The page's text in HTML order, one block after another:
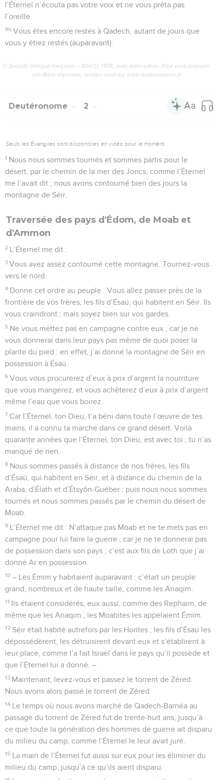
l’Éternel n’écouta pas votre voix et ne vous prêta pas
l’oreille.
46 Vous êtes encore restés à Qadech, autant de jours que
vous y étiez restés (auparavant).
© Société biblique française – Bibli’O, 1978, avec autorisation. Pour vous procurer
une Bible imprimée, rendez-vous sur www.editionsbiblio.fr
Deutéronome 2
Seuls les Évangiles sont disponibles en vidéo pour le moment.
1 Nous nous sommes tournés et sommes partis pour le
désert, par le chemin de la mer des Joncs, comme l’Éternel
me l’avait dit ; nous avons contourné bien des jours la
montagne de Séir.
Traversée des pays d'Édom, de Moab et
d'Ammon
2 L’Éternel me dit :
3 Vous avez assez contourné cette montagne. Tournez-vous
vers le nord.
4 Donne cet ordre au peuple : Vous allez passer près de la
frontière de vos frères, les fils d’Ésaü, qui habitent en Séir. Ils
vous craindront ; mais soyez bien sur vos gardes.
5 Ne vous mettez pas en campagne contre eux ; car je ne
vous donnerai dans leur pays pas même de quoi poser la
plante du pied : en effet, j’ai donné la montagne de Séir en
possession à Ésaü.
6 Vous vous procurerez d’eux à prix d’argent la nourriture
que vous mangerez, et vous achèterez d’eux à prix d’argent
même l’eau que vous boirez.
7 Car l’Éternel, ton Dieu, t’a béni dans toute l’œuvre de tes
mains, il a connu ta marche dans ce grand désert. Voilà
quarante années que l’Éternel, ton Dieu, est avec toi ; tu n’as
manqué de rien.
8 Nous sommes passés à distance de nos frères, les fils
d’Ésaü, qui habitent en Séir, et à distance du chemin de la
Araba, d’Élath et d’Étsyôn-Guéber ; puis nous nous sommes
tournés et nous sommes passés par le chemin du désert de
Moab.
9 L’Éternel me dit : N’attaque pas Moab et ne te mets pas en
campagne pour lui faire la guerre ; car je ne te donnerai pas
de possession dans son pays ; c’est aux fils de Loth que j’ai
donné Ar en possession.
10 – Les Émim y habitaient auparavant : c’était un peuple
grand, nombreux et de haute taille, comme les Anaqim.
11 Ils étaient considérés, eux aussi, comme des Rephaïm, de
même que les Anaqim ; les Moabites les appelaient Émim.
12 Séir était habité autrefois par les Horites ; les fils d’Ésaü les
dépossédèrent, les détruisirent devant eux et s’établirent à
leur place, comme l’a fait Israël dans le pays qu’il possède et
que l’Éternel lui a donné. –
13 Maintenant, levez-vous et passez le torrent de Zéred.
Nous avons alors passé le torrent de Zéred.
14 Le temps où nous avons marché de Qadech-Barnéa au
passage du torrent de Zéred fut de trente-huit ans, jusqu’à
ce que toute la génération des hommes de guerre ait disparu
du milieu du camp, comme l’Éternel le leur avait juré.
15 La main de l’Éternel fut aussi sur eux pour les éliminer du
milieu du camp, jusqu’à ce qu’ils aient disparu.